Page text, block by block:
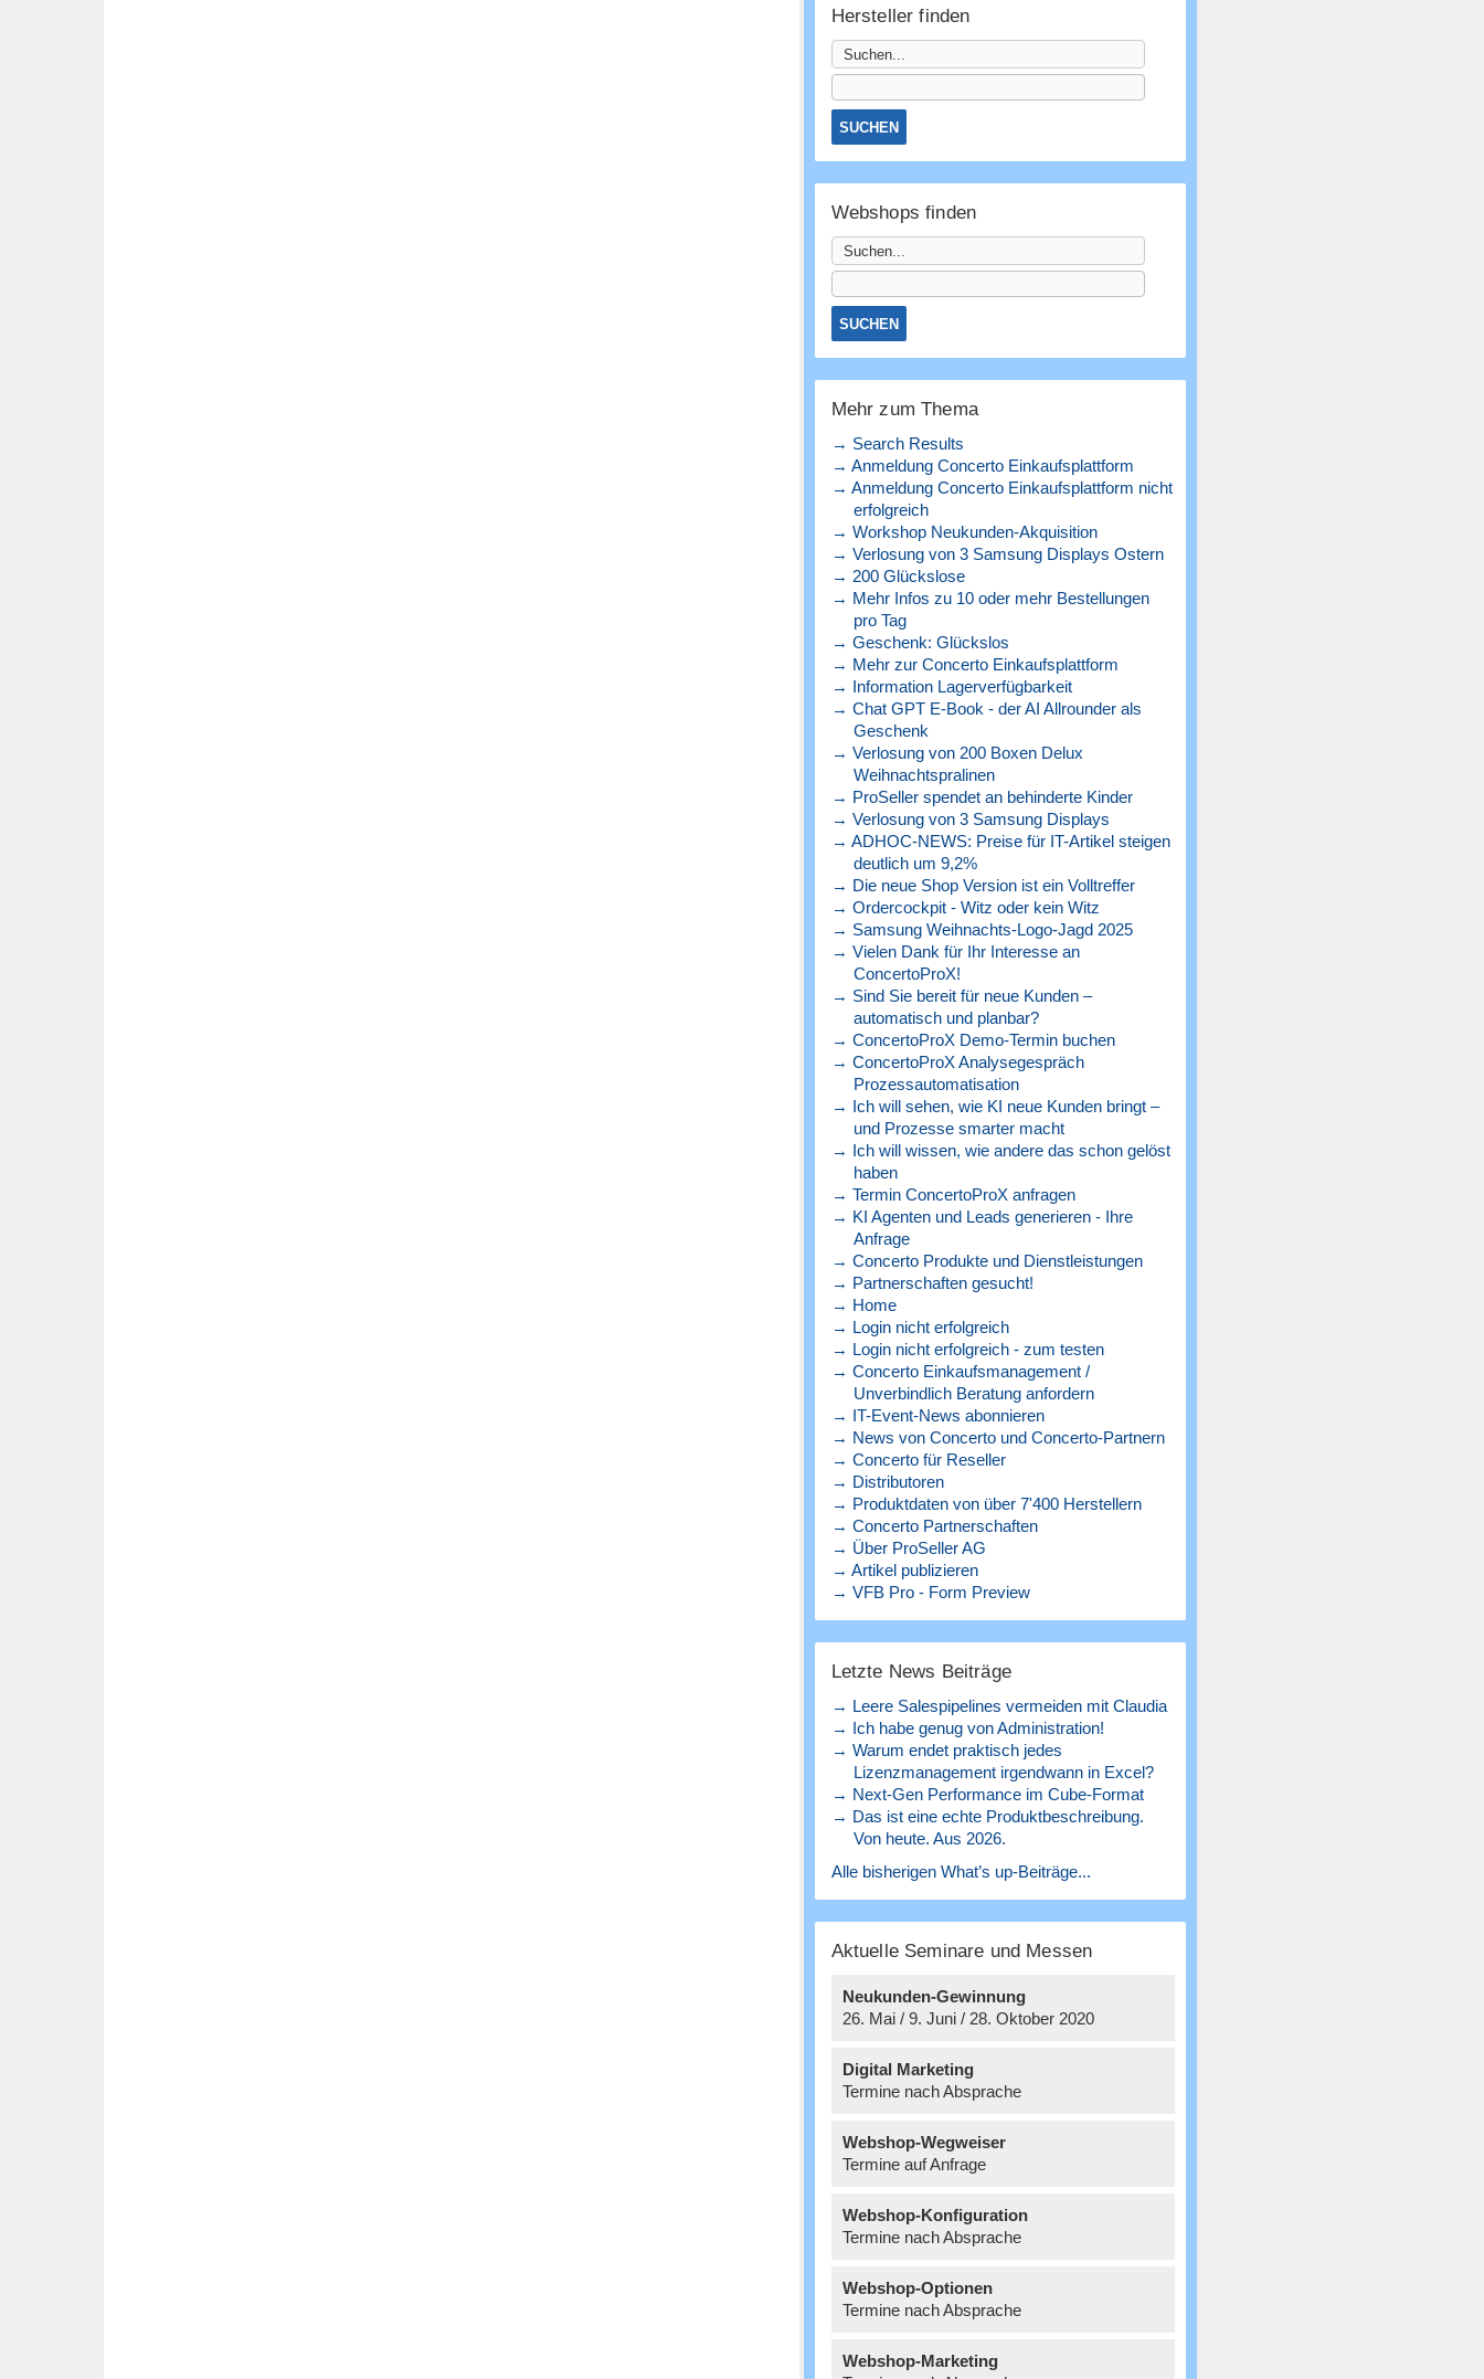
Hersteller finden
Webshops finden
Mehr zum Thema
→ Search Results
→ Anmeldung Concerto Einkaufsplattform
→ Anmeldung Concerto Einkaufsplattform nicht
erfolgreich
→ Workshop Neukunden-Akquisition
→ Verlosung von 3 Samsung Displays Ostern
→ 200 Glückslose
→ Mehr Infos zu 10 oder mehr Bestellungen
pro Tag
→ Geschenk: Glückslos
→ Mehr zur Concerto Einkaufsplattform
→ Information Lagerverfügbarkeit
→ Chat GPT E-Book - der AI Allrounder als
Geschenk
→ Verlosung von 200 Boxen Delux
Weihnachtspralinen
→ ProSeller spendet an behinderte Kinder
→ Verlosung von 3 Samsung Displays
→ ADHOC-NEWS: Preise für IT-Artikel steigen
deutlich um 9,2%
→ Die neue Shop Version ist ein Volltreffer
→ Ordercockpit - Witz oder kein Witz
→ Samsung Weihnachts-Logo-Jagd 2025
→ Vielen Dank für Ihr Interesse an
ConcertoProX!
→ Sind Sie bereit für neue Kunden –
automatisch und planbar?
→ ConcertoProX Demo-Termin buchen
→ ConcertoProX Analysegespräch
Prozessautomatisation
→ Ich will sehen, wie KI neue Kunden bringt –
und Prozesse smarter macht
→ Ich will wissen, wie andere das schon gelöst
haben
→ Termin ConcertoProX anfragen
→ KI Agenten und Leads generieren - Ihre
Anfrage
→ Concerto Produkte und Dienstleistungen
→ Partnerschaften gesucht!
→ Home
→ Login nicht erfolgreich
→ Login nicht erfolgreich - zum testen
→ Concerto Einkaufsmanagement /
Unverbindlich Beratung anfordern
→ IT-Event-News abonnieren
→ News von Concerto und Concerto-Partnern
→ Concerto für Reseller
→ Distributoren
→ Produktdaten von über 7'400 Herstellern
→ Concerto Partnerschaften
→ Über ProSeller AG
→ Artikel publizieren
→ VFB Pro - Form Preview
Letzte News Beiträge
→ Leere Salespipelines vermeiden mit Claudia
→ Ich habe genug von Administration!
→ Warum endet praktisch jedes
Lizenzmanagement irgendwann in Excel?
→ Next-Gen Performance im Cube-Format
→ Das ist eine echte Produktbeschreibung.
Von heute. Aus 2026.
Alle bisherigen What’s up-Beiträge...
Aktuelle Seminare und Messen
Neukunden-Gewinnung
26. Mai / 9. Juni / 28. Oktober 2020
Digital Marketing
Termine nach Absprache
Webshop-Wegweiser
Termine auf Anfrage
Webshop-Konfiguration
Termine nach Absprache
Webshop-Optionen
Termine nach Absprache
Webshop-Marketing